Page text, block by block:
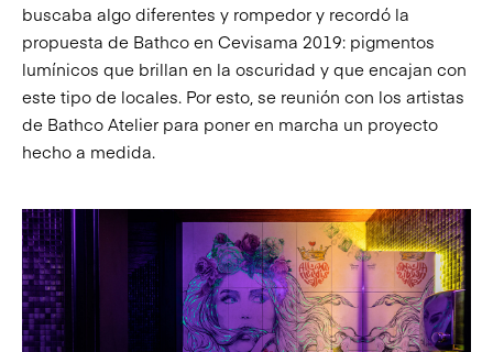
buscaba algo diferentes y rompedor y recordó la
propuesta de Bathco en Cevisama 2019: pigmentos
lumínicos que brillan en la oscuridad y que encajan con
este tipo de locales. Por esto, se reunión con los artistas
de Bathco Atelier para poner en marcha un proyecto
hecho a medida.